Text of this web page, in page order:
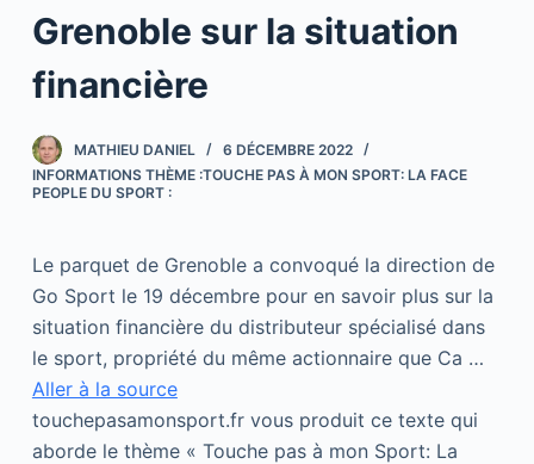
o
n
n
u
Grenoble sur la situation
financière
MATHIEU DANIEL
6 DÉCEMBRE 2022
INFORMATIONS THÈME :TOUCHE PAS À MON SPORT: LA FACE
PEOPLE DU SPORT :
Le parquet de Grenoble a convoqué la direction de
Go Sport le 19 décembre pour en savoir plus sur la
situation financière du distributeur spécialisé dans
le sport, propriété du même actionnaire que Ca …
Aller à la source
touchepasamonsport.fr vous produit ce texte qui
aborde le thème « Touche pas à mon Sport: La